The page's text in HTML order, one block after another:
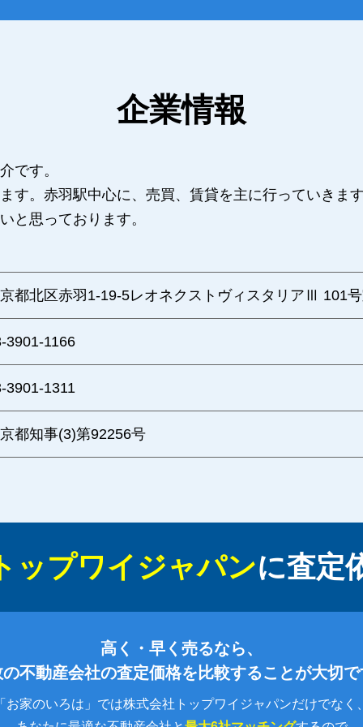
企業情報
です。
す。赤羽駅中心に、売買、賃貸を主に行っていきま
と思っております。
都北区赤羽1-19-5レオネクストヴィスタリアⅢ 101
3901-1166
3901-1311
都知事(3)第92256号
ップワイジャパンに査定
高く・早く売るなら、
不動産会社の査定価格を比較することが大切
お家のいろは」では株式会社トップワイジャパンだけでなく